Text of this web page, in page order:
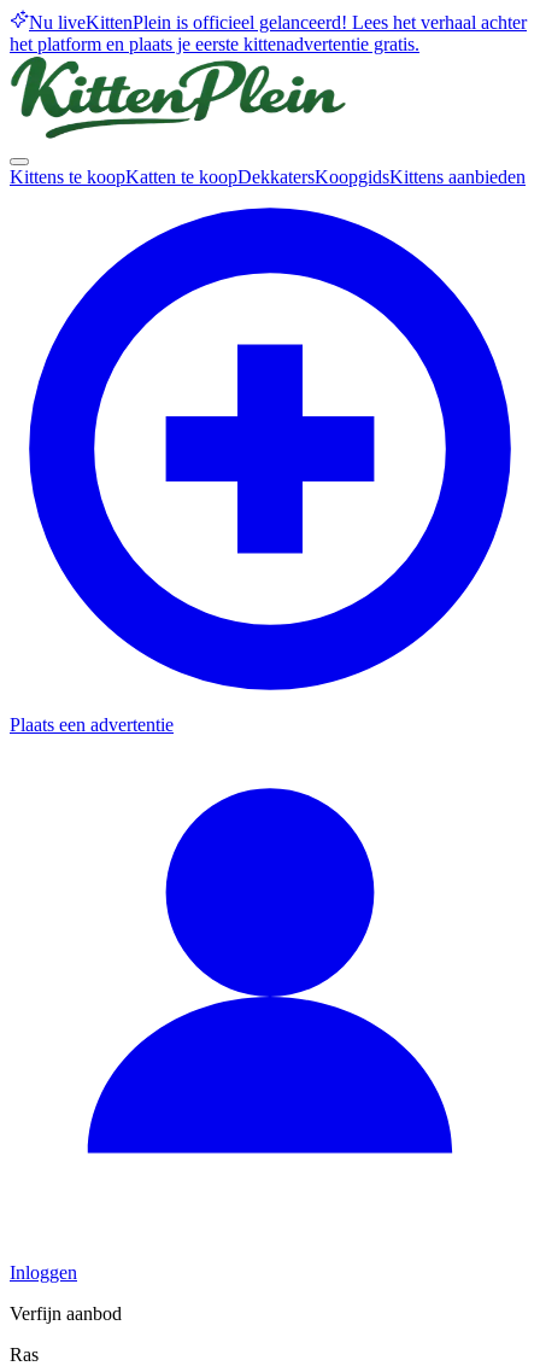
Nu liveKittenPlein is officieel gelanceerd! Lees het verhaal achter
het platform en plaats je eerste kittenadvertentie gratis.
Kittens te koopKatten te koopDekkatersKoopgidsKittens aanbieden
Plaats een advertentie
Inloggen
Verfijn aanbod
Ras